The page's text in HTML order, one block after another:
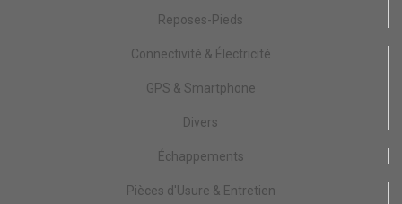
Reposes-Pieds
Connectivité & Électricité
GPS & Smartphone
Divers
Échappements
Pièces d'Usure & Entretien